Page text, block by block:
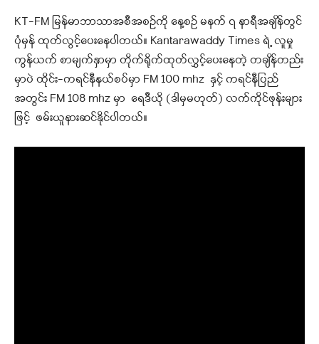
KT-FM မြန်မာဘာသာအစီအစဉ်ကို နေ့စဉ် မနက် ၇ နာရီအချိန်တွင်
ပုံမှန် ထုတ်လွင့်ပေးနေပါတယ်။ Kantarawaddy Times ရဲ့ လူမှု
ကွန်ယက် စာမျက်နှာမှာ တိုက်ရိုက်ထုတ်လွှင့်ပေးနေတဲ့ တချိန်တည်း
မှာပဲ ထိုင်း-ကရင်နီနယ်စပ်မှာ FM 100 mhz နှင့် ကရင်နီပြည်
အတွင်း FM 108 mhz မှာ ရေဒီယို (ဒါမှမဟုတ်) လက်ကိုင်ဖုန်းများ
ဖြင့် ဖမ်းယူနားဆင်နိုင်ပါတယ်။